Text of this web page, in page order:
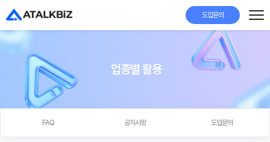
도입문의
업종별 활용
FAQ 공지사항 도입문의